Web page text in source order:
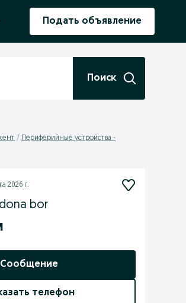
Подать объявление
Поиск
Периферийные устройства -
2026 г.
bor
Сообщение
телефон